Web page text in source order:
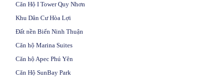
Căn Hộ I Tower Quy Nhơn
Khu Dân Cư Hòa Lợi
Đất nền Biển Ninh Thuận
Căn hộ Marina Suites
Căn hộ Apec Phú Yên
Căn Hộ SunBay Park